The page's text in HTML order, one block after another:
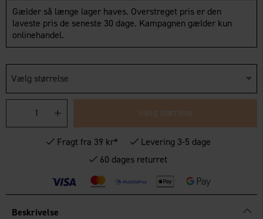
Gælder så længe lager haves. Overstreget pris er den
laveste pris de seneste 30 dage. Kampagnen gælder kun
onlinehandel.
Vælg størrelse
Vælg størrelse
Fragt fra 39 kr*
Levering 3-5 dage
60 dages returret
Beskrivelse